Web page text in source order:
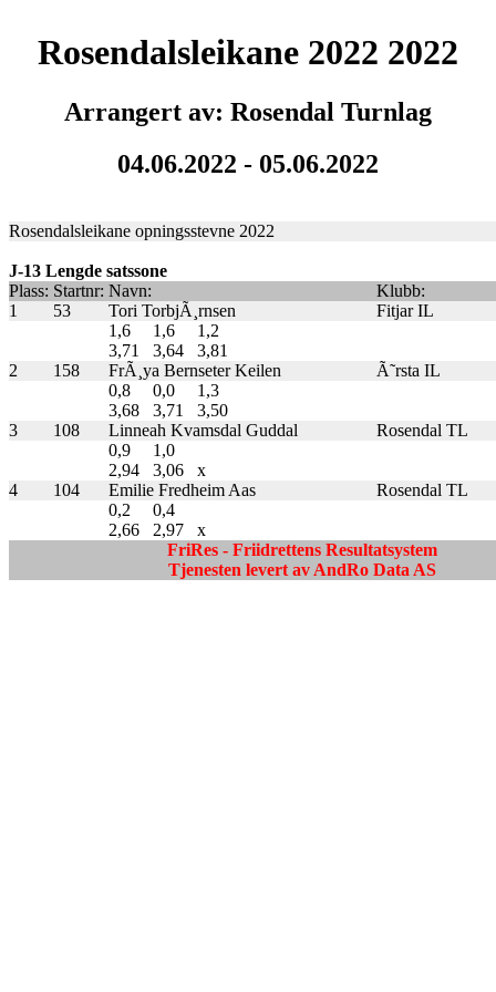
Rosendalsleikane 2022 2022
Arrangert av: Rosendal Turnlag
04.06.2022 - 05.06.2022
Rosendalsleikane opningsstevne 2022
J-13 Lengde satssone
Plass: Startnr: Navn:
Klubb:
1
53 Tori TorbjÃ¸rnsen
Fitjar IL
1,6
1,6
1,2
3,71
3,64
3,81
2
158 FrÃ¸ya Bernseter Keilen
Ã˜rsta IL
0,8
0,0
1,3
3,68
3,71
3,50
3
108 Linneah Kvamsdal Guddal
Rosendal TL
0,9
1,0
2,94
3,06
x
4
104 Emilie Fredheim Aas
Rosendal TL
0,2
0,4
2,66
2,97
x
FriRes - Friidrettens Resultatsystem
Tjenesten levert av AndRo Data AS